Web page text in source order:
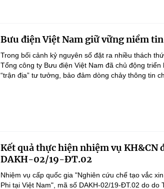
Bưu điện Việt Nam giữ vững niềm
Trong bối cảnh kỷ nguyên số đặt ra nhiều thách
Tổng công ty Bưu điện Việt Nam đã chủ động
“trận địa” tư tưởng, bảo đảm dòng chảy thông tin
Kết quả thực hiện nhiệm vụ KH&CN
DAKH-02/19-ĐT.02
Nhiệm vụ cấp quốc gia "Nghiên cứu chế tạo vắc
Phi tại Việt Nam", mã số DAKH-02/19-ĐT.02 do do